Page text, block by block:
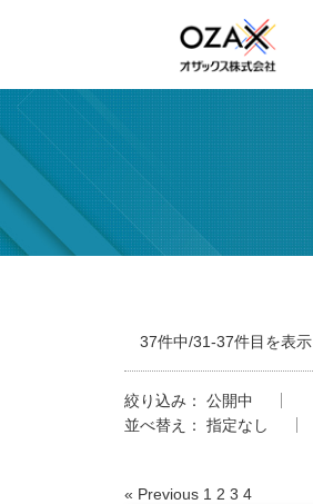
37件中/31-37件目を表示
絞り込み： 公開中
並べ替え：
指定なし
« Previous 1 2 3 4